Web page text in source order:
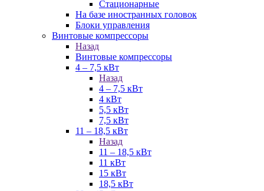
Стационарные
На базе иностранных головок
Блоки управления
Винтовые компрессоры
Назад
Винтовые компрессоры
4 – 7,5 кВт
Назад
4 – 7,5 кВт
4 кВт
5,5 кВт
7,5 кВт
11 – 18,5 кВт
Назад
11 – 18,5 кВт
11 кВт
15 кВт
18,5 кВт